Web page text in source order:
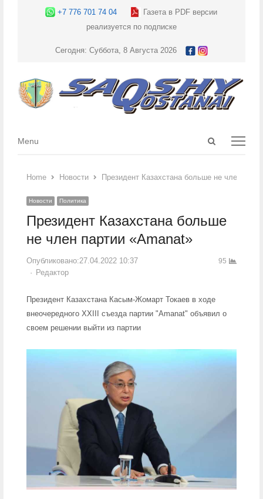
+7 776 701 74 04
Газета в PDF версии
реализуется по подписке
Сегодня: Суббота, 8 Августа 2026
Open
Menu
Menu
Home Новости Президент Казахстана больше не член
Новости Политика
Президент Казахстана больше
не член партии «Amanat»
Опубликовано:27.04.2022 10:37
Author
Редактор
95
Президент Казахстана Касым-Жомарт Токаев в ходе
внеочередного XXIII съезда партии "Amanat" объявил о
своем решении выйти из партии